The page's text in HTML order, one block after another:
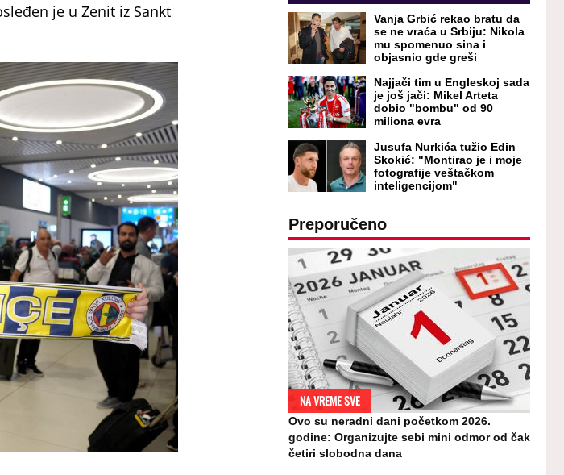
je u Zenit iz Sankt
Vanja Grbić rekao bratu da
se ne vraća u Srbiju: Nikola
mu spomenuo sina i
objasnio gde greši
Najjači tim u Engleskoj sada
je još jači: Mikel Arteta
dobio "bombu" od 90
miliona evra
Jusufa Nurkića tužio Edin
Skokić: "Montirao je i moje
fotografije veštačkom
inteligencijom"
Preporučeno
NA VREME SVE
Ovo su neradni dani početkom 2026.
godine: Organizujte sebi mini odmor od čak
četiri slobodna dana